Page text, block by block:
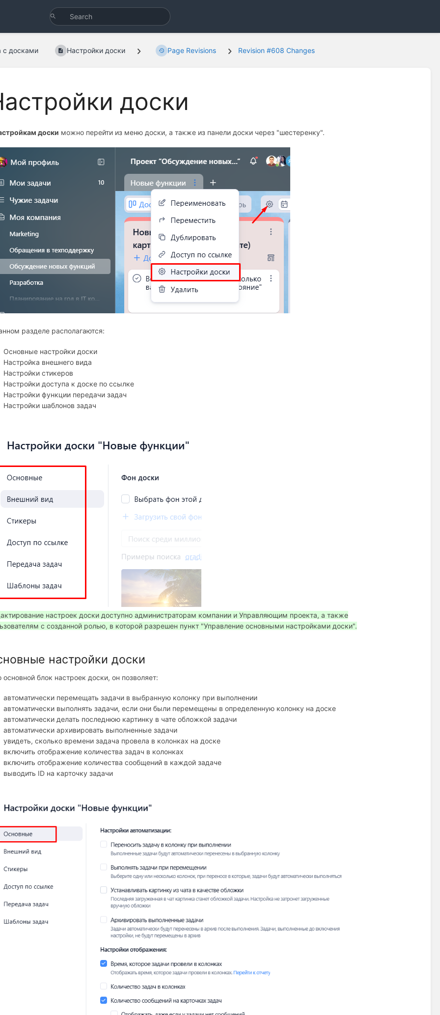
с досками Настройки доски Page Revisions Revision #608 Changes
доски
доски можно перейти из меню доски, а также из панели доски через "шестеренку".
разделе располагаются:
Основные настройки доски
Настройка внешнего вида
Настройки стикеров
Настройки доступа к доске по ссылке
Настройки функции передачи задач
Настройки шаблонов задач
настроек доски доступно администраторам компании и Управляющим проекта, а также
с созданной ролью, в которой разрешен пункт "Управление основными настройками доски".
настройки доски
основной блок настроек доски, он позволяет:
автоматически перемещать задачи в выбранную колонку при выполнении
автоматически выполнять задачи, если они были перемещены в определенную колонку на доске
автоматически делать последнюю картинку в чате обложкой задачи
автоматически архивировать выполненные задачи
увидеть, сколько времени задача провела в колонках на доске
включить отображение количества задач в колонках
включить отображение количества сообщений в каждой задаче
выводить ID на карточку задачи